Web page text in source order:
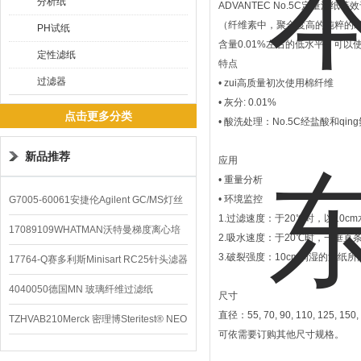
PH试纸
定性滤纸
过滤器
点击更多分类
新品推荐
G7005-60061安捷伦Agilent GC/MS灯丝
配件
17089109WHATMAN沃特曼梯度离心培
养基
17764-Q赛多利斯Minisart RC25针头滤器
4040050德国MN 玻璃纤维过滤纸
TZHVAB210Merck 密理博Steritest® NEO
设备
ADVANTEC No.5C定量滤纸等
（纤维素中，聚合度高的纯粹
含量0.01%左右的低水平，可以
特点
• zui高质量初次使用棉纤维
• 灰分: 0.01%
• 酸洗处理：No.5C经盐酸和
应用
• 重量分析
• 环境监控
1.过滤速度：于20℃时，以10cm
2.吸水速度：于20℃时，一垂直
3.破裂强度：10cm润湿的滤纸所
尺寸
直径：55, 70, 90, 110, 125,
可依需要订购其他尺寸规格。